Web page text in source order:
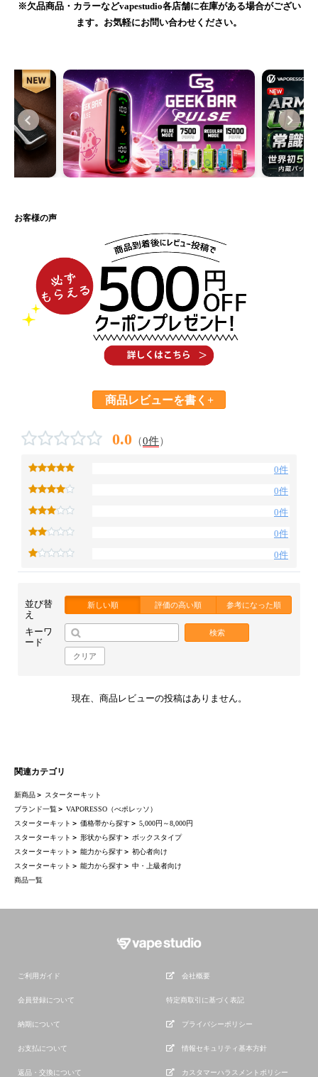
※欠品商品・カラーなどvapestudio各店舗に在庫がある場合がござい
ます。お気軽にお問い合わせください。
お客様の声
商品レビューを書く+
0.0 （0件）
0件
0件
0件
0件
0件
並び替
え
新しい順 評価の高い順 参考になった順
キーワ
ード
検索
クリア
現在、商品レビューの投稿はありません。
関連カテゴリ
新商品＞ スターターキット
ブランド一覧＞ VAPORESSO（べポレッソ）
スターターキット ＞ 価格帯から探す＞ 5,000円～8,000円
スターターキット ＞ 形状から探す＞ ボックスタイプ
スターターキット ＞ 能力から探す＞ 初心者向け
スターターキット ＞ 能力から探す＞ 中・上級者向け
商品一覧
ご利用ガイド
会員登録について
納期について
お支払について
返品・交換について
会社概要
特定商取引に基づく表記
プライバシーポリシー
情報セキュリティ基本方針
カスタマーハラスメントポリシー